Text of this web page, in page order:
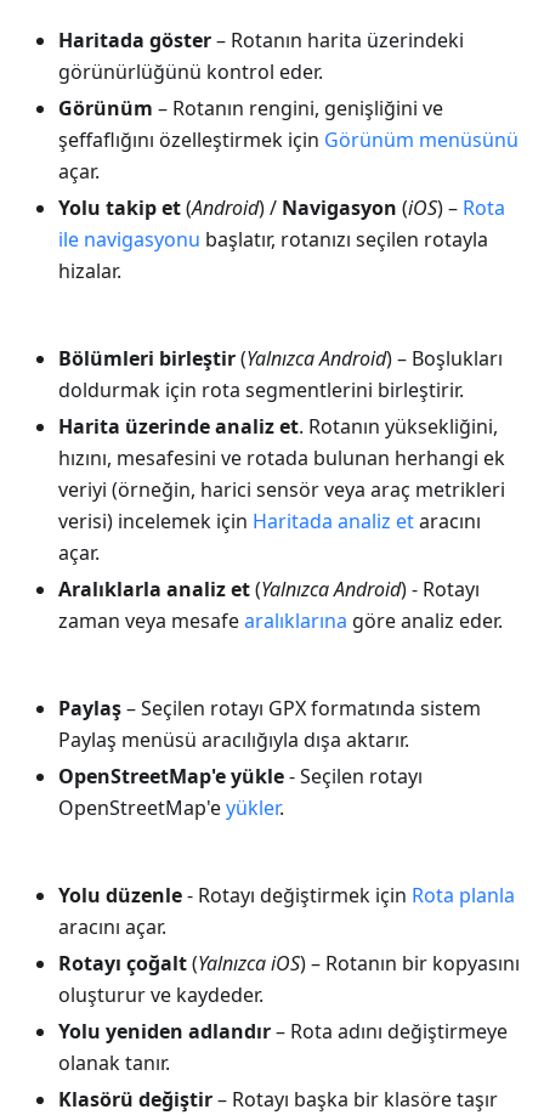
Haritada göster– Rotanın harita üzerindeki
görünürlüğünü kontrol eder.
Görünüm – Rotanın rengini, genişliğini ve
şeffaflığını özelleştirmek için Görünüm menüsünü
açar.
Yolu takip et(Android) / Navigasyon (iOS) – Rota
ile navigasyonu başlatır, rotanızı seçilen rotayla
hizalar.
Bölümleri birleştir(Yalnızca Android) – Boşlukları
doldurmak için rota segmentlerini birleştirir.
Harita üzerinde analiz et. Rotanın yüksekliğini,
hızını, mesafesini ve rotada bulunan herhangi ek
veriyi (örneğin, harici sensör veya araç metrikleri
verisi) incelemek için Haritada analiz etaracını
açar.
Aralıklarla analiz et(Yalnızca Android) - Rotayı
zaman veya mesafearalıklarına göre analiz eder.
Paylaş– Seçilen rotayı GPX formatında sistem
Paylaş menüsü aracılığıyla dışa aktarır.
OpenStreetMap'e yükle- Seçilen rotayı
OpenStreetMap'eyükler.
Yolu düzenle- Rotayı değiştirmek için Rota planla
aracını açar.
Rotayı çoğalt(Yalnızca iOS) – Rotanın bir kopyasını
oluşturur ve kaydeder.
Yolu yeniden adlandır– Rota adını değiştirmeye
olanak tanır.
Klasörü değiştir– Rotayı başka bir klasöre taşır